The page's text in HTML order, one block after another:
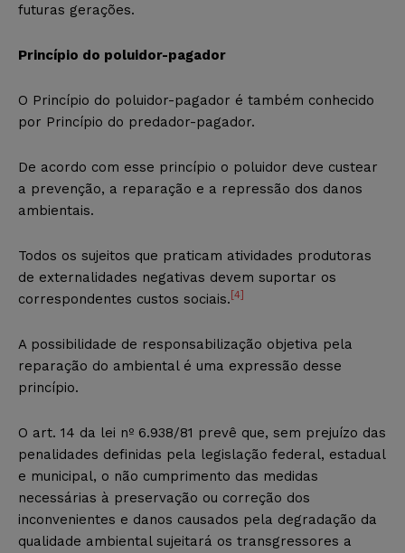
futuras gerações.
Princípio do poluidor-pagador
O Princípio do poluidor-pagador é também conhecido
por Princípio do predador-pagador.
De acordo com esse princípio o poluidor deve custear
a prevenção, a reparação e a repressão dos danos
ambientais.
Todos os sujeitos que praticam atividades produtoras
de externalidades negativas devem suportar os
correspondentes custos sociais. [4]
A possibilidade de responsabilização objetiva pela
reparação do ambiental é uma expressão desse
princípio.
O art. 14 da lei nº 6.938/81 prevê que, sem prejuízo das
penalidades definidas pela legislação federal, estadual
e municipal, o não cumprimento das medidas
necessárias à preservação ou correção dos
inconvenientes e danos causados pela degradação da
qualidade ambiental sujeitará os transgressores a